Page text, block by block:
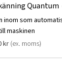
Quantum
inom som
maskinen
kr (ex. moms)